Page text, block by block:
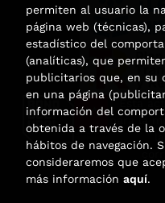
Esta
para la
permiten al usuario la
página web (técnicas),
estadístico del
(analíticas), que
publicitarios que, en su
en una página
información del
obtenida a través de la
hábitos de navegación.
consideraremos que
más información aquí.